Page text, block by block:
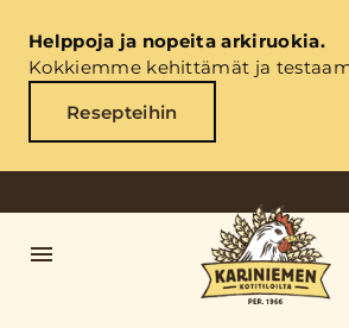
Helppoja ja nopeita arkiruokia.
Kokkiemme kehittämät ja
Resepteihin